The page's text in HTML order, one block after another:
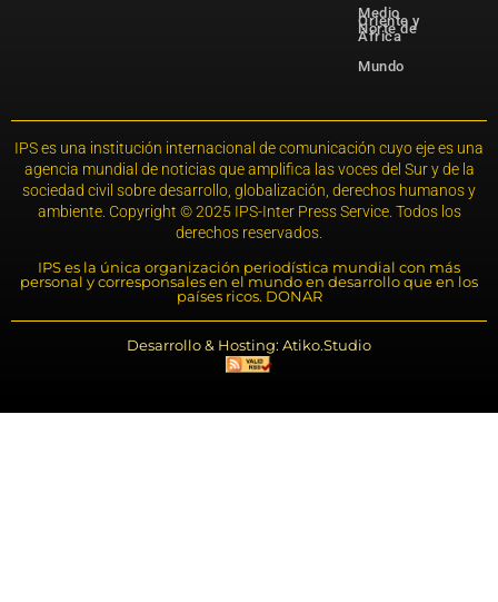
Medio
Oriente y
Norte de
África
Mundo
IPS es una institución internacional de comunicación cuyo eje es una
agencia mundial de noticias que amplifica las voces del Sur y de la
sociedad civil sobre desarrollo, globalización, derechos humanos y
ambiente. Copyright © 2025 IPS-Inter Press Service. Todos los
derechos reservados.
IPS es la única organización periodística mundial con más
personal y corresponsales en el mundo en desarrollo que en los
países ricos. DONAR
Desarrollo & Hosting: Atiko.Studio